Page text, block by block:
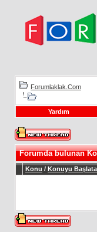
Forumlaklak.Com
Yardım
Forumda bulunan
Konu / Konuyu